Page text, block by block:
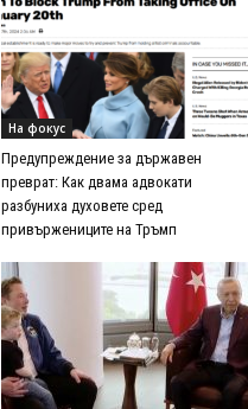
На фокус
Предупреждение за държавен
преврат: Как двама адвокати
разбуниха духовете сред
привържениците на Тръмп